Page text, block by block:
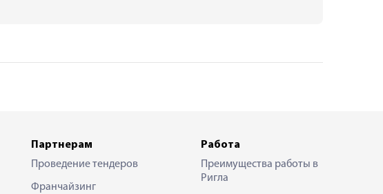
Партнерам
Проведение тендеров
Франчайзинг
Работа
Преимущества работы в
Ригла